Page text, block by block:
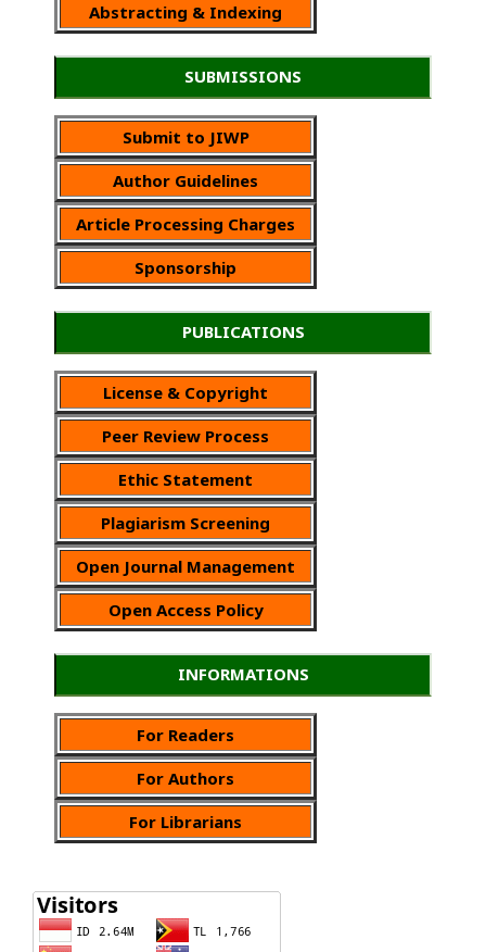
Abstracting & Indexing
SUBMISSIONS
Submit to JIWP
Author Guidelines
Article Processing Charges
Sponsorship
PUBLICATIONS
License & Copyright
Peer Review Process
Ethic Statement
Plagiarism Screening
Open Journal Management
Open Access Policy
INFORMATIONS
For Readers
For Authors
For Librarians